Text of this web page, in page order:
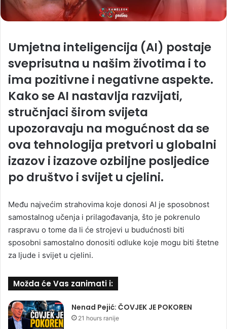
Umjetna inteligencija (AI) postaje
sveprisutna u našim životima i to
ima pozitivne i negativne aspekte.
Kako se AI nastavlja razvijati,
stručnjaci širom svijeta
upozoravaju na mogućnost da se
ova tehnologija pretvori u globalni
izazov i izazove ozbiljne posljedice
po društvo i svijet u cjelini.
Među najvećim strahovima koje donosi AI je sposobnost
samostalnog učenja i prilagođavanja, što je pokrenulo
raspravu o tome da li će strojevi u budućnosti biti
sposobni samostalno donositi odluke koje mogu biti štetne
za ljude i svijet u cjelini.
Možda će Vas zanimati i:
Nenad Pejić: ČOVJEK JE POKOREN
21 hours ranije